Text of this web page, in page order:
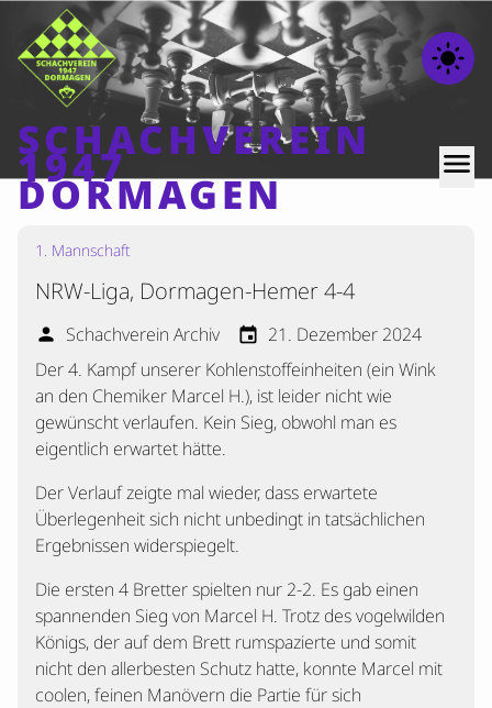
light_mode
SCHACHVEREIN
1947
DORMAGEN
menu
Home
Beiträge
Mannschaften
Ranglisten
Termine
Verschiedenes
Kontakt
1. Mannschaft
NRW-Liga, Dormagen-Hemer 4-4
person Schachverein Archiv event 21. Dezember 2024
Der 4. Kampf unserer Kohlenstoffeinheiten (ein Wink
an den Chemiker Marcel H.), ist leider nicht wie
gewünscht verlaufen. Kein Sieg, obwohl man es
eigentlich erwartet hätte.
Der Verlauf zeigte mal wieder, dass erwartete
Überlegenheit sich nicht unbedingt in tatsächlichen
Ergebnissen widerspiegelt.
Die ersten 4 Bretter spielten nur 2-2. Es gab einen
spannenden Sieg von Marcel H. Trotz des vogelwilden
Königs, der auf dem Brett rumspazierte und somit
nicht den allerbesten Schutz hatte, konnte Marcel mit
coolen, feinen Manövern die Partie für sich